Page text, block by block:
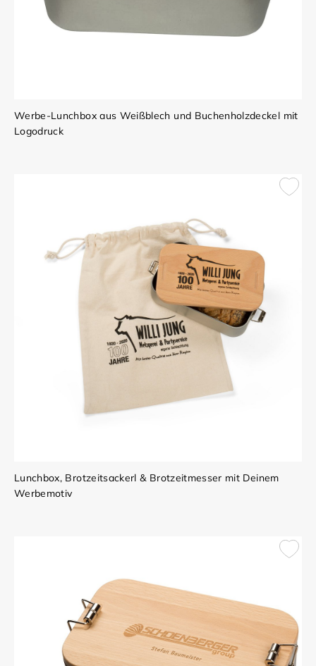
Werbe-Lunchbox aus Weißblech und Buchenholzdeckel mit
Logodruck
Lunchbox, Brotzeitsackerl & Brotzeitmesser mit Deinem
Werbemotiv